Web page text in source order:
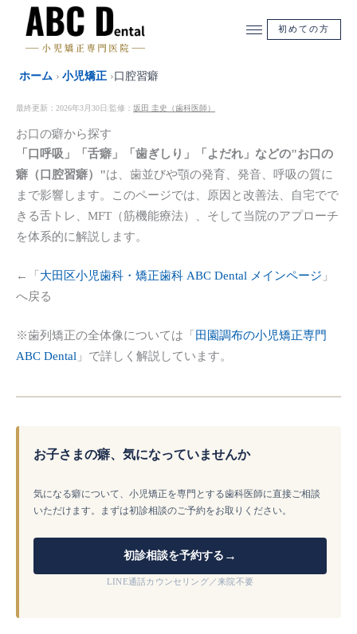
初めての方
ホーム › 小児矯正 › 口腔習癖
最終更新：2026年3月30日 監修： 坂田 圭史（歯科医師）
お口の癖から探す
「口呼吸」「舌癖」「歯ぎしり」「よだれ」などの"お口の
癖（口腔習癖）"は、歯並びや顎の発育、発音、呼吸の質に
まで影響します。このページでは、原因と改善法、自宅でで
きる舌トレ、MFT（筋機能療法）、そして当院のアプローチ
を体系的に解説します。
←「 大田区小児歯科・矯正歯科 ABC Dental メインページ 」
へ戻る
※歯列矯正の全体像については「 田園調布の小児矯正専門
ABC Dental 」で詳しく解説しています。
お子さまの癖、気になっていませんか
気になる癖について、小児矯正を専門とする歯科医師に直接ご相談
いただけます。まずは初診相談のご予約をお取りください。
初診相談を予約する →
LINE通話カウンセリング／来院不要